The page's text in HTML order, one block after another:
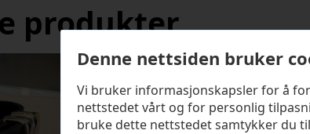
produkter
Denne nettsiden bruker
Vi bruker informasjonskapsler for å
nettstedet vårt og for personlig
bruke dette nettstedet samtykker du